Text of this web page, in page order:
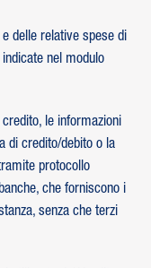
delle relative spese di
nel modulo
le informazioni
di credito/debito o la
protocollo
che forniscono i
senza che terzi